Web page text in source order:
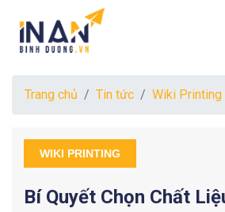
Trang chủ Tin tức Wiki Printing
WIKI PRINTING
Bí Quyết Chọn Chất